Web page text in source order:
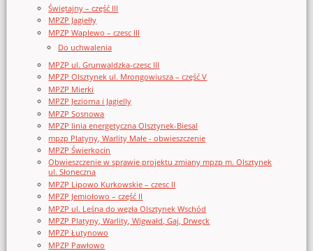
Świętajny – część III
MPZP Jagiełły
MPZP Waplewo – czesc III
Do uchwalenia
MPZP ul. Grunwaldzka-czesc III
MPZP Olsztynek ul. Mrongowiusza – część V
MPZP Mierki
MPZP Jeziorna i Jagielly
MPZP Sosnowa
MPZP linia energetyczna Olsztynek-Biesal
mpzp Platyny, Warlity Małe - obwieszczenie
MPZP Świerkocin
Obwieszczenie w sprawie projektu zmiany mpzp m. Olsztynek
ul. Słoneczna
MPZP Lipowo Kurkowskie – czesc II
MPZP Jemiołowo – część II
MPZP ul. Leśna do węzła Olsztynek Wschód
MPZP Platyny, Warlity, Wigwałd, Gaj, Drwęck
MPZP Łutynowo
MPZP Pawłowo